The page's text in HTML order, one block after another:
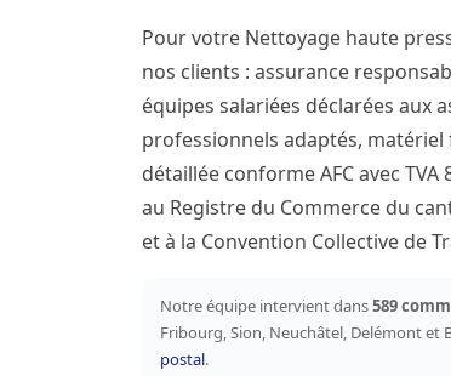
Pour votre Nettoyage haute
nos clients : assurance
équipes salariées déclarées aux
professionnels adaptés,
détaillée conforme AFC avec TVA
au Registre du Commerce du
et à la Convention Collective de
Notre équipe intervient dans589
Fribourg, Sion, Neuchâtel, Delémont et
postal.